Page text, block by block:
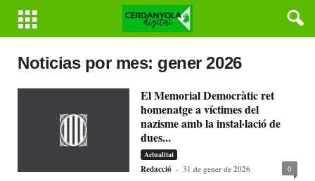
Noticias por mes: gener 2026
El Memorial Democràtic ret
homenatge a víctimes del
nazisme amb la instal·lació de
dues...
Actualitat
Redacció - 31 de gener de 2026 0